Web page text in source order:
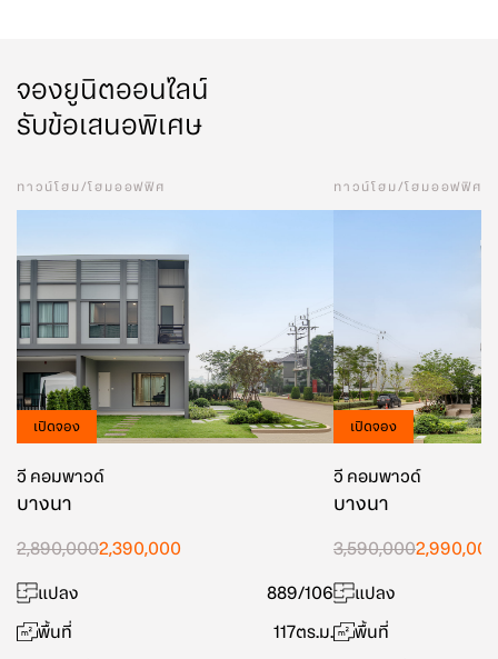
จองยูนิตออนไลน์
รับข้อเสนอพิเศษ
ทาวน์โฮม/โฮมออฟฟิศ
เปิดจอง
วี คอมพาวด์
บางนา
2,890,0002,390,000
แปลง
889/106
พื้นที่
117ตร.ม.
ทาวน์โฮม/โฮมออฟฟิศ
เปิดจอง
วี คอมพาวด์
บางนา
3,590,0002,990,000
แปลง
พื้นที่